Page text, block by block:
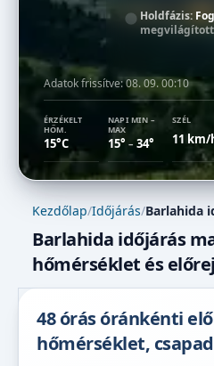
Holdfázis:
Adatok frissítve:08. 09. 00:10
ÉRZÉKELT
HŐM.
15°C
NAPI MIN –
MAX
15° –34°
SZÉL
11 km/
Kezdőlap/Időjárás/Barlahida
Barlahida időjárás
hőmérséklet és
48 órás óránkénti
hőmérséklet,